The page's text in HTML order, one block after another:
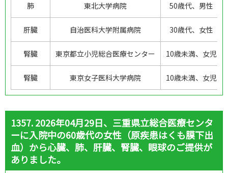
肺 東北大学病院 50歳代、男性
肝臓 自治医科大学附属病院 30歳代、女性
腎臓 東京都立小児総合医療センター 10歳未満、女児
腎臓 東京女子医科大学病院 10歳未満、女児
1357. 2026年04月29日、三重県立総合医療センタ
ーに入院中の60歳代の女性（原疾患はくも膜下出
血）から心臓、肺、肝臓、腎臓、眼球のご提供が
ありました。